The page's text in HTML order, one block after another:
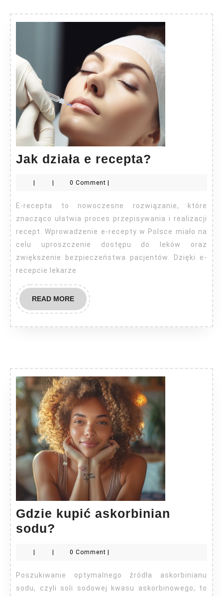
Jak działa e recepta?
recepta?
0 Comment
E-recepta to nowoczesne rozwiązanie, które
znacząco ułatwia proces przepisywania i realizacji
recept. Wprowadzenie e-recepty w Polsce miało na
celu uproszczenie dostępu do leków oraz
zwiększenie bezpieczeństwa pacjentów. Dzięki e-
recepcie lekarze
READ MOREREAD
MORE
Gdzie kupić askorbinian
sodu?
askorbinian
sodu?
| | 0 Comment |
Poszukiwanie optymalnego źródła askorbinianu
sodu, czyli soli sodowej kwasu askorbinowego, to